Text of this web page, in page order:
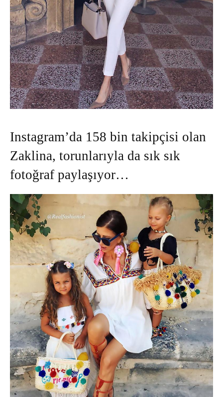
Instagram’da 158 bin takipçisi olan
Zaklina, torunlarıyla da sık sık
fotoğraf paylaşıyor…